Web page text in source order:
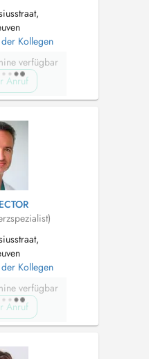
Kollegen
verfügbar
Anruf
Kollegen
verfügbar
Anruf